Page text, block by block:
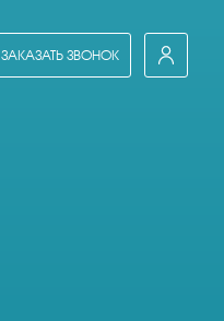
ЗАКАЗАТЬ ЗВОНОК